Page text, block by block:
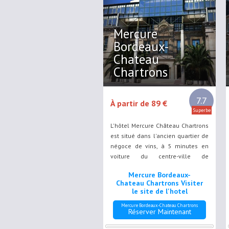
Mercure
Bordeaux-
Chateau
Chartrons
7.7
Superbe
À partir de 89 €
L'hôtel Mercure Château Chartrons
est situé dans l'ancien quartier de
négoce de vins, à 5 minutes en
voiture du centre-ville de
chambres élégantes, un piano-bar
et une terrasse meublée.
Mercure Bordeaux-
Chateau Chartrons Visiter
le site de l'hotel
Mercure Bordeaux-Chateau Chartrons
Réserver Maintenant